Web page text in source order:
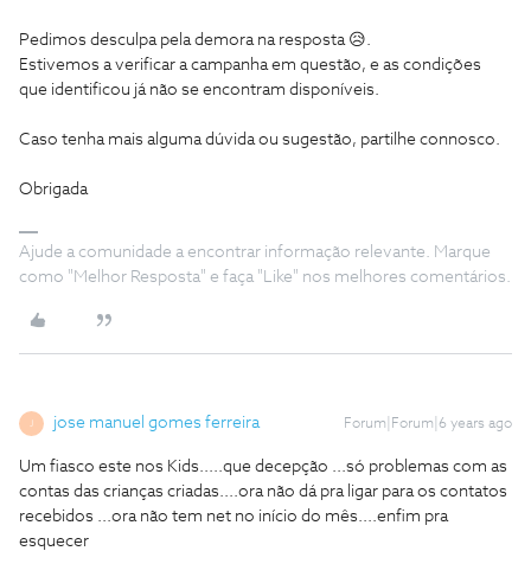
Pedimos desculpa pela demora na resposta 😥.
Estivemos a verificar a campanha em questão, e as condições
que identificou já não se encontram disponíveis.
Caso tenha mais alguma dúvida ou sugestão, partilhe connosco.
Obrigada
Ajude a comunidade a encontrar informação relevante. Marque
como "Melhor Resposta" e faça "Like" nos melhores comentários.
jose manuel gomes ferreira Forum|Forum|6 years ago
Um fiasco este nos Kids.....que decepção ...só problemas com as
contas das crianças criadas....ora não dá pra ligar para os contatos
recebidos ...ora não tem net no início do mês....enfim pra
esquecer